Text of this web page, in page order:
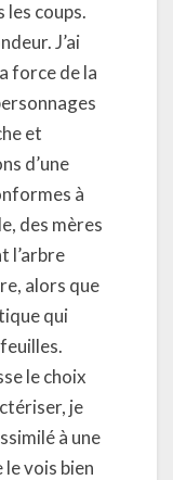
les coups.
J’ai
force de la
et
d’une
à
des mères
l’arbre
alors que
qui
le choix
je
à une
vois bien